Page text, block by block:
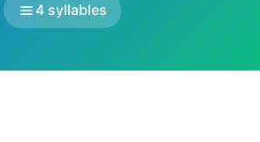
4 syllables